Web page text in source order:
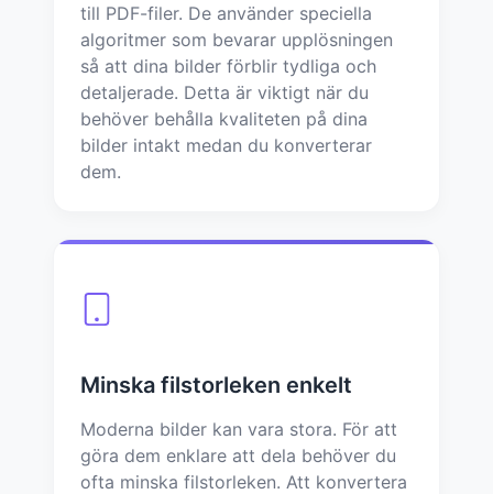
till PDF-filer. De använder speciella
algoritmer som bevarar upplösningen
så att dina bilder förblir tydliga och
detaljerade. Detta är viktigt när du
behöver behålla kvaliteten på dina
bilder intakt medan du konverterar
dem.
Minska filstorleken enkelt
Moderna bilder kan vara stora. För att
göra dem enklare att dela behöver du
ofta minska filstorleken. Att konvertera